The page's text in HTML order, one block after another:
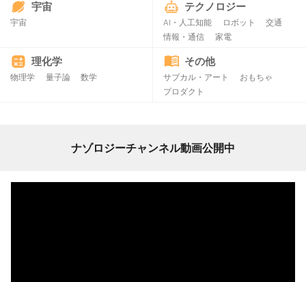
宇宙
宇宙
テクノロジー
AI・人工知能 ロボット
交通
情報・通信
家電
理化学
物理学 量子論 数学
その他
サブカル・アート
おもちゃ
プロダクト
ナゾロジーチャンネル動画公開中